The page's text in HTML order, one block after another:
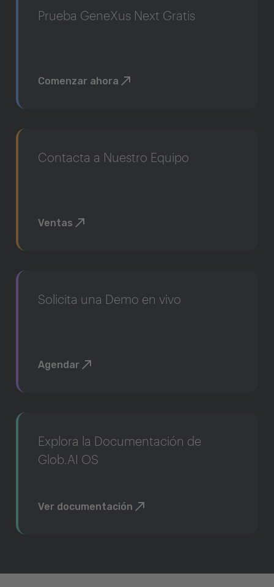
Prueba GeneXus Next Gratis
Comenzar ahora
Contacta a Nuestro Equipo
Ventas
Solicita una Demo en vivo
Agendar
Explora la Documentación de
Glob.AI OS
Ver documentación